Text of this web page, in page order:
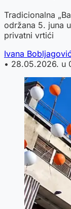
Tradicionalna
održana 5. juna
privatni vrtići
Ivana
• 28.05.2026. u